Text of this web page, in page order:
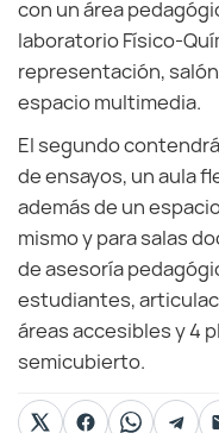
con un área
laboratorio Físico-
representación,
espacio multimedia.
El segundo
de ensayos, un aula
además de un
mismo y para salas
de asesoría
estudiantes,
áreas accesibles y 4
semicubierto.